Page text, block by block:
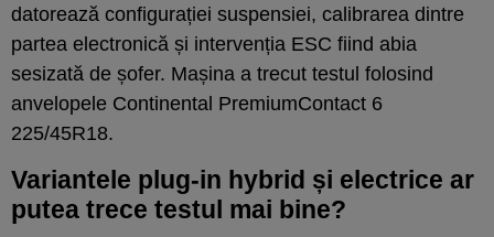
datorează configurației suspensiei, calibrarea dintre
partea electronică și intervenția ESC fiind abia
sesizată de șofer. Mașina a trecut testul folosind
anvelopele Continental PremiumContact 6
225/45R18.
Variantele plug-in hybrid și electrice ar
putea trece testul mai bine?